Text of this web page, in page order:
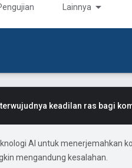
Lainnya
keadilan ras bagi
AI untuk menerjemahkan
mengandung kesalahan.